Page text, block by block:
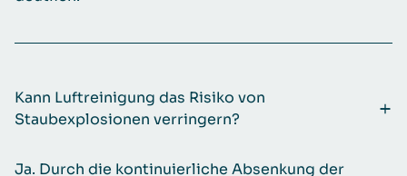
Kann Luftreinigung das Risiko von
Staubexplosionen verringern?
Ja. Durch die kontinuierliche Absenkung der